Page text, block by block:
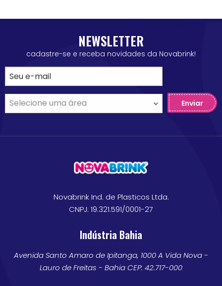
NEWSLETTER
cadastre-se e receba novidades da Novabrink!
Enviar
Novabrink Ind. de Plasticos Ltda.
CNPJ: 19.321.591/0001-27
Indústria Bahia
Avenida Santo Amaro de Ipitanga, 1000 A Vida Nova -
Lauro de Freitas - Bahia CEP: 42.717-000